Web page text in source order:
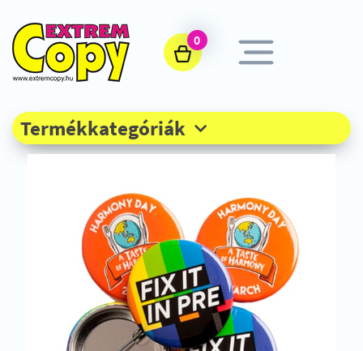
0
Termékkategóriák